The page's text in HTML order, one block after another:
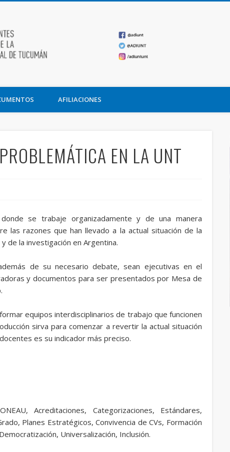
la Fundación Miguel Lillo
AFILIACIONES
EN LA UNT
se trabaje organizadamente y de una manera
las razones que han llevado a la actual situación de la
de la investigación en Argentina.
de su necesario debate, sean ejecutivas en el
y documentos para ser presentados por Mesa de
equipos interdisciplinarios de trabajo que funcionen
sirva para comenzar a revertir la actual situación
es su indicador más preciso.
Acreditaciones, Categorizaciones, Estándares,
Planes Estratégicos, Convivencia de CVs, Formación
Universalización, Inclusión.